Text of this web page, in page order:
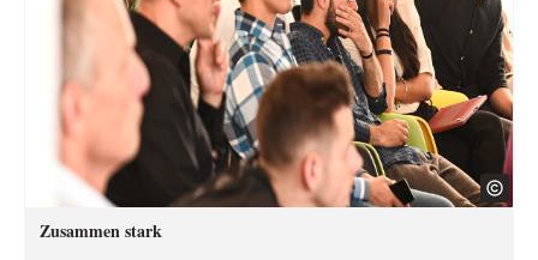
Zusammen stark